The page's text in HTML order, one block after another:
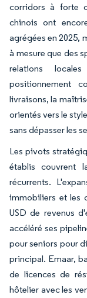
corridors à forte
chinois ont
agrégées en 2025,
à mesure que des
relations
positionnement
livraisons, la
orientés vers le
sans dépasser les
Les pivots
établis couvrent
récurrents.
immobiliers et les
USD de revenus
accéléré ses
pour seniors pour
principal. Emaar,
de licences de
hôtelier avec les